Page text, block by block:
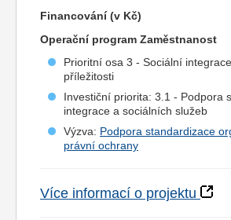
Financování (v Kč)
Operační program Zaměstnanost
Prioritní osa 3 - Sociální
příležitosti
Investiční priorita: 3.1 - Podpora
integrace a sociálních služeb
Výzva: Podpora standardizace
právní ochrany
Více informací o projektu